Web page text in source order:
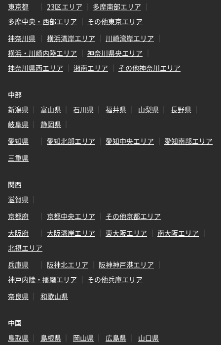
東京都
23区エリア
多摩南部エリア
多摩中央・西部エリア
その他東京エリア
神奈川県
横浜湾岸エリア
川崎湾岸エリア
横浜・川崎内陸エリア
神奈川県央エリア
神奈川県西エリア
湘南エリア その他神奈川エリア
中部
新潟県
富山県 石川県 福井県 山梨県
長野県
岐阜県
静岡県
愛知県
愛知北部エリア 愛知中央エリア
愛知南部エリア
三重県
関西
滋賀県
京都府
京都中央エリア
その他京都エリア
大阪府
大阪湾岸エリア 東大阪エリア
南大阪エリア
北摂エリア
兵庫県
阪神北エリア
阪神神戸港エリア
神戸内陸・播磨エリア
その他兵庫エリア
奈良県
和歌山県
中国
鳥取県
島根県 岡山県 広島県 山口県